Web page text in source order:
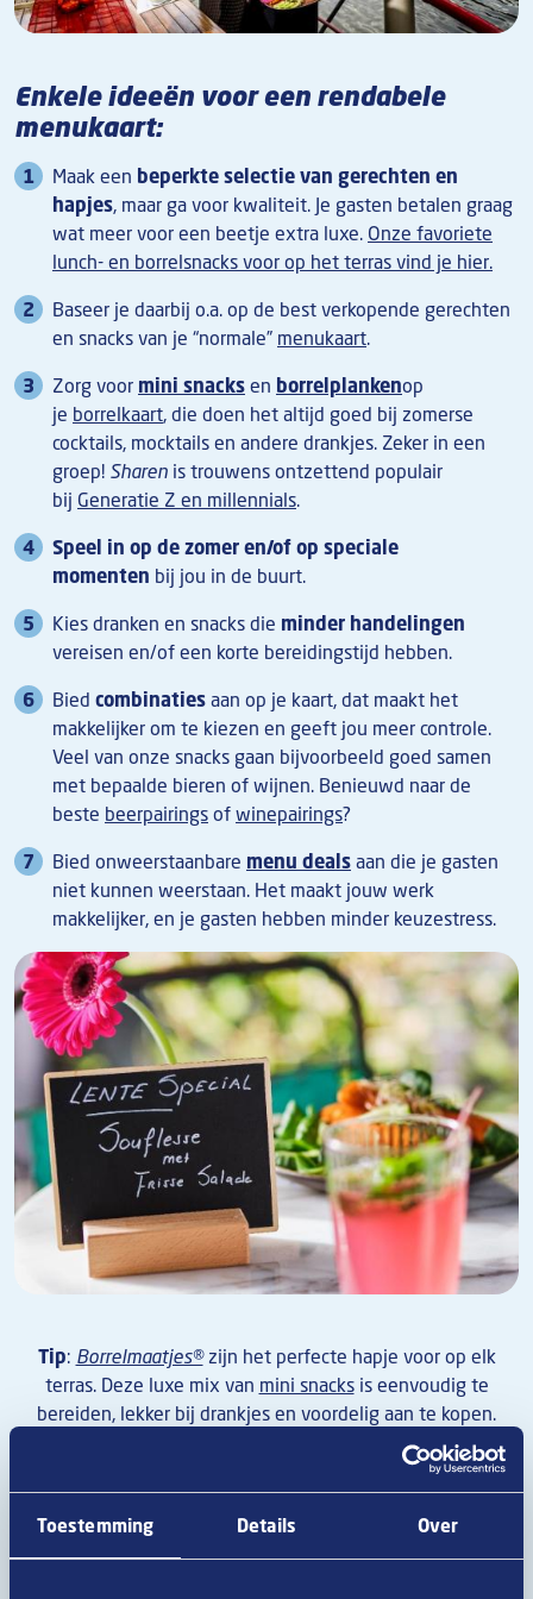
Toestemming Details Over
Enkele ideeën voor een rendabele
menukaart:
Maak een beperkte selectie van gerechten en
hapjes, maar ga voor kwaliteit. Je gasten betalen graag
wat meer voor een beetje extra luxe. Onze favoriete
lunch- en borrelsnacks voor op het terras vind je hier.
Baseer je daarbij o.a. op de best verkopende gerechten
en snacks van je “normale” menukaart.
Zorg voor mini snacksen borrelplankenop
je borrelkaart, die doen het altijd goed bij zomerse
cocktails, mocktails en andere drankjes. Zeker in een
groep! Sharen is trouwens ontzettend populair
bij Generatie Z en millennials.
Speel in op de zomer en/of op speciale
momenten bij jou in de buurt.
Kies dranken en snacks die minder handelingen
vereisen en/of een korte bereidingstijd hebben.
Bied combinatiesaan op je kaart, dat maakt het
makkelijker om te kiezen en geeft jou meer controle.
Veel van onze snacks gaan bijvoorbeeld goed samen
met bepaalde bieren of wijnen. Benieuwd naar de
beste beerpairingsofwinepairings?
Bied onweerstaanbare menu dealsaan die je gasten
niet kunnen weerstaan. Het maakt jouw werk
makkelijker, en je gasten hebben minder keuzestress.
Afbeelding
Tip: Borrelmaatjes® zijn het perfecte hapje voor op elk
terras. Deze luxe mix van mini snacksis eenvoudig te
bereiden, lekker bij drankjes en voordelig aan te kopen.
verhogen:
Tijdens het terrasseizoen gaan snacks vlot over de